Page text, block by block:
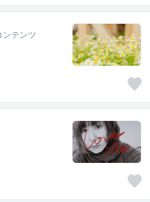
ンテンツ